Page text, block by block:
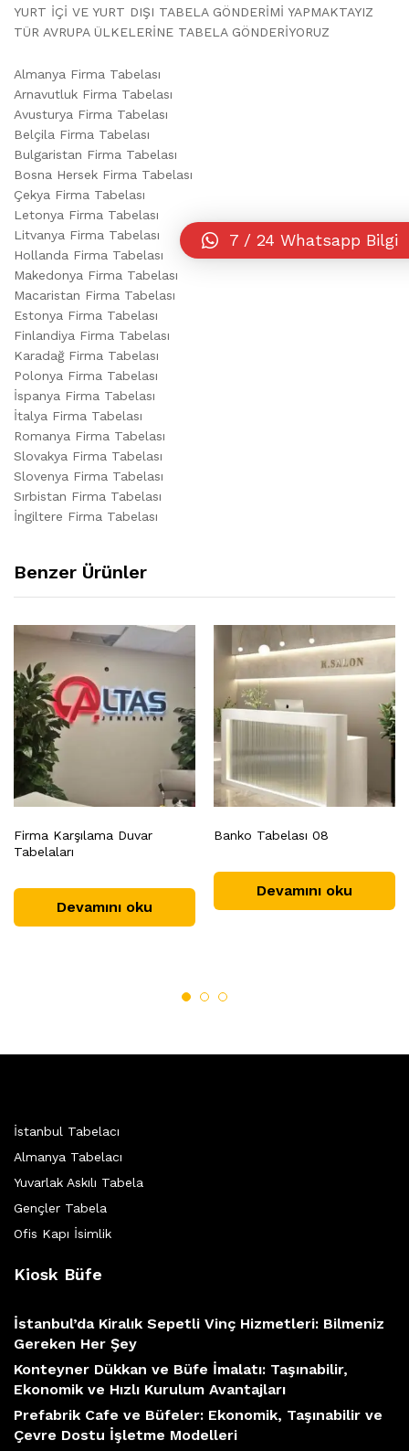
YURT İÇİ VE YURT DIŞI TABELA GÖNDERİMİ YAPMAKTAYIZ
TÜR AVRUPA ÜLKELERİNE TABELA GÖNDERİYORUZ
Almanya Firma Tabelası
Arnavutluk Firma Tabelası
Avusturya Firma Tabelası
Belçila Firma Tabelası
Bulgaristan Firma Tabelası
Bosna Hersek Firma Tabelası
Çekya Firma Tabelası
Letonya Firma Tabelası
Litvanya Firma Tabelası
Hollanda Firma Tabelası
Makedonya Firma Tabelası
Macaristan Firma Tabelası
Estonya Firma Tabelası
Finlandiya Firma Tabelası
Karadağ Firma Tabelası
Polonya Firma Tabelası
İspanya Firma Tabelası
İtalya Firma Tabelası
Romanya Firma Tabelası
Slovakya Firma Tabelası
Slovenya Firma Tabelası
Sırbistan Firma Tabelası
İngiltere Firma Tabelası
Benzer Ürünler
Firma Karşılama Duvar
Tabelaları
Devamını oku
Banko Tabelası 08
Devamını oku
İstanbul Tabelacı
Almanya Tabelacı
Yuvarlak Askılı Tabela
Gençler Tabela
Ofis Kapı İsimlik
Kiosk Büfe
İstanbul’da Kiralık Sepetli Vinç Hizmetleri: Bilmeniz
Gereken Her Şey
Konteyner Dükkan ve Büfe İmalatı: Taşınabilir,
Ekonomik ve Hızlı Kurulum Avantajları
Prefabrik Cafe ve Büfeler: Ekonomik, Taşınabilir ve
Çevre Dostu İşletme Modelleri
7 / 24 Whatsapp Bilgi